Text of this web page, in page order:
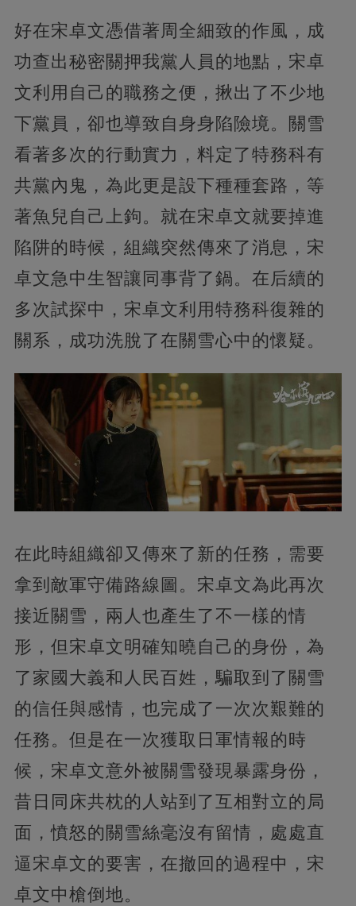
好在宋卓文憑借著周全細致的作風，成
功查出秘密關押我黨人員的地點，宋卓
文利用自己的職務之便，揪出了不少地
下黨員，卻也導致自身身陷險境。關雪
看著多次的行動實力，料定了特務科有
共黨內鬼，為此更是設下種種套路，等
著魚兒自己上鉤。就在宋卓文就要掉進
陷阱的時候，組織突然傳來了消息，宋
卓文急中生智讓同事背了鍋。在后續的
多次試探中，宋卓文利用特務科復雜的
關系，成功洗脫了在關雪心中的懷疑。
在此時組織卻又傳來了新的任務，需要
拿到敵軍守備路線圖。宋卓文為此再次
接近關雪，兩人也產生了不一樣的情
形，但宋卓文明確知曉自己的身份，為
了家國大義和人民百姓，騙取到了關雪
的信任與感情，也完成了一次次艱難的
任務。但是在一次獲取日軍情報的時
候，宋卓文意外被關雪發現暴露身份，
昔日同床共枕的人站到了互相對立的局
面，憤怒的關雪絲毫沒有留情，處處直
逼宋卓文的要害，在撤回的過程中，宋
卓文中槍倒地。